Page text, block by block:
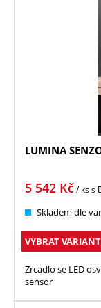
LUMINA
5 542 Kč/ kss
Skladem dle
VYBRAT
Zrcadlo se LED
sensor